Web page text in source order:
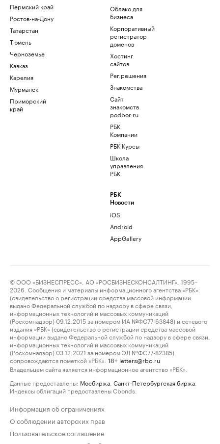
Пермский край
Ростов-на-Дону
Татарстан
Тюмень
Черноземье
Кавказ
Карелия
Мурманск
Приморский
край
Облако для
бизнеса
Корпоративный
регистратор
доменов
Хостинг
сайтов
Рег.решения
Знакомства
Сайт
знакомств
podbor.ru
РБК
Компании
РБК Курсы
Школа
управления
РБК
РБК
Новости
iOS
Android
AppGallery
© ООО «БИЗНЕСПРЕСС», АО «РОСБИЗНЕСКОНСАЛТИНГ», 1995–
2026. Сообщения и материалы информационного агентства «РБК»
(свидетельство о регистрации средства массовой информации
выдано Федеральной службой по надзору в сфере связи,
информационных технологий и массовых коммуникаций
(Роскомнадзор) 09.12.2015 за номером ИА №ФС77-63848) и сетевого
издания «РБК» (свидетельство о регистрации средства массовой
информации выдано Федеральной службой по надзору в сфере связи,
информационных технологий и массовых коммуникаций
(Роскомнадзор) 03.12.2021 за номером ЭЛ №ФС77-82385)
сопровождаются пометкой «РБК».
18+ letters@rbc.ru
Владельцем сайта является информационное агентство «РБК».
Данные предоставлены: Мосбиржа Санкт-Петербургская биржа
Индексы облигаций предоставлены Cbonds.
Информация об ограничениях
О соблюдении авторских прав
Пользовательское соглашение